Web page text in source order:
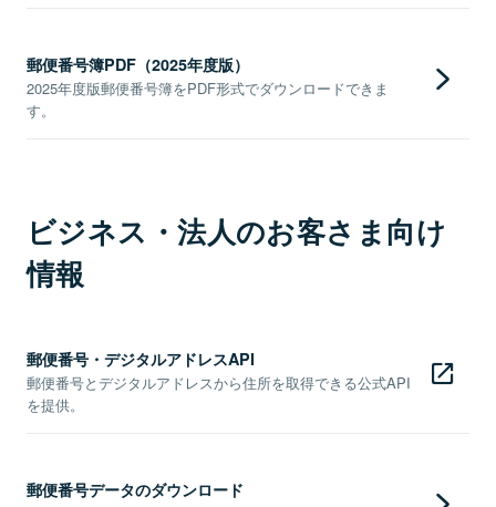
郵便番号簿PDF（2025年度版）
2025年度版郵便番号簿をPDF形式でダウンロードできま
す。
ビジネス・法人のお客さま向け
情報
郵便番号・デジタルアドレスAPI
郵便番号とデジタルアドレスから住所を取得できる公式API
を提供。
郵便番号データのダウンロード